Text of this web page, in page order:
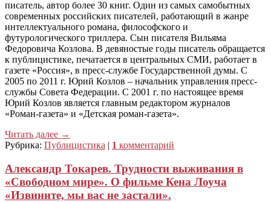
писатель, автор более 30 книг. Один из самых самобытных
современных российских писателей, работающий в жанре
интеллектуального романа, философского и
футурологического триллера. Сын писателя Вильяма
Федоровича Козлова. В девяностые годы писатель обращается
к публицистике, печатается в центральных СМИ, работает в
газете «Россия», в пресс-службе Государственной думы. С
2005 по 2011 г. Юрий Козлов – начальник управления пресс-
службы Совета Федерации. С 2001 г. по настоящее время
Юрий Козлов является главным редактором журналов
«Роман-газета» и «Детская роман-газета».
Читать далее →
Рубрика: Публицистика | 1 комментарий
Александр Токарев. Трудности выживания в
«Свободном мире». О фильме Кена Лоуча
«Извините, мы вас не застали».